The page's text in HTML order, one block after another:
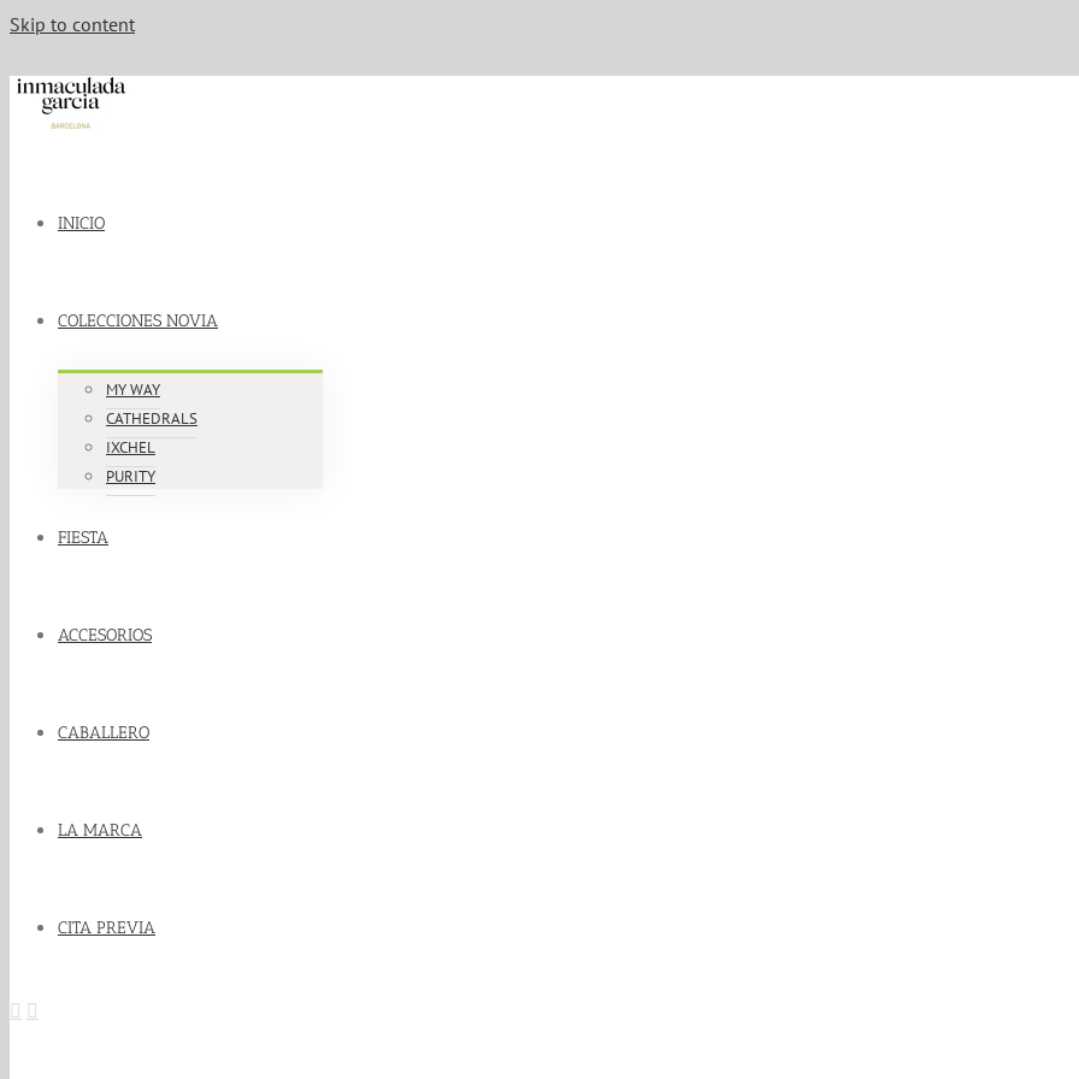
Skip to content
INICIO
COLECCIONES NOVIA
MY WAY
CATHEDRALS
IXCHEL
PURITY
FIESTA
ACCESORIOS
CABALLERO
LA MARCA
CITA PREVIA